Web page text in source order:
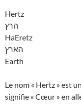
Hertz
הרץ
HaEretz
הארץ
Earth
Le nom « Hertz » est
signifie « Cœur » en